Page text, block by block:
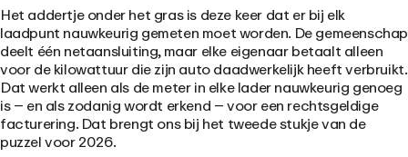
Het addertje onder het gras is deze keer dat er bij elk
laadpunt nauwkeurig gemeten moet worden. De gemeenschap
deelt één netaansluiting, maar elke eigenaar betaalt alleen
voor de kilowattuur die zijn auto daadwerkelijk heeft verbruikt.
Dat werkt alleen als de meter in elke lader nauwkeurig genoeg
is – en als zodanig wordt erkend – voor een rechtsgeldige
facturering. Dat brengt ons bij het tweede stukje van de
puzzel voor 2026.